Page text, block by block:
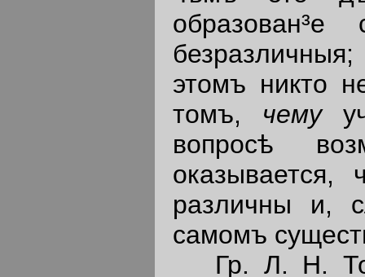
этомъ никто
томъ, чему
вопросѣ
оказывается,
различны и,
самомъ
Гр. Л. Н.